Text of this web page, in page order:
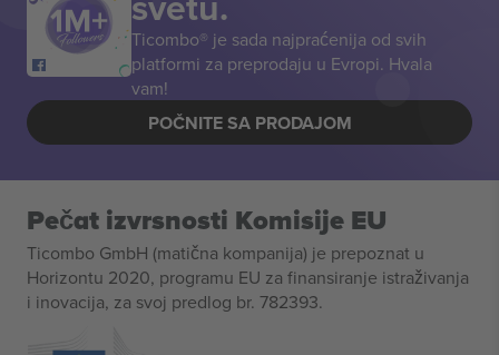
Ticombo® je sada najpraćenija od svih
platformi za preprodaju u Evropi. Hvala
vam!
POČNITE SA PRODAJOM
Pečat izvrsnosti Komisije EU
Ticombo GmbH (matična kompanija) je prepoznat u
Horizontu 2020, programu EU za finansiranje istraživanja
i inovacija, za svoj predlog br. 782393.